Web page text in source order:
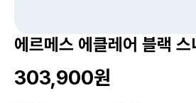
에르메스 에클레어 블랙 스
303,900원